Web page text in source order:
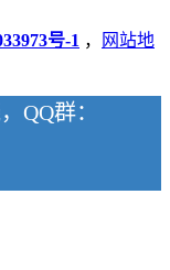
号-1 ，
网站地
QQ群：